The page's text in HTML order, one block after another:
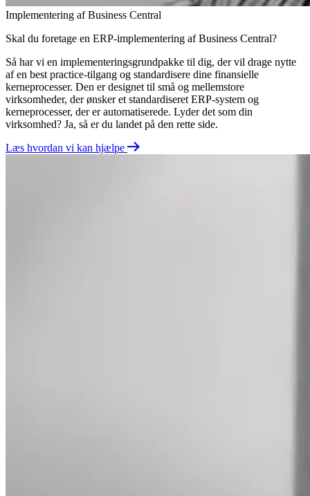
Implementering af Business Central
Skal du foretage en ERP-implementering af Business Central?
Så har vi en implementeringsgrundpakke til dig, der vil drage nytte
af en best practice-tilgang og standardisere dine finansielle
kerneprocesser. Den er designet til små og mellemstore
virksomheder, der ønsker et standardiseret ERP-system og
kerneprocesser, der er automatiserede. Lyder det som din
virksomhed? Ja, så er du landet på den rette side.
Læs hvordan vi kan hjælpe